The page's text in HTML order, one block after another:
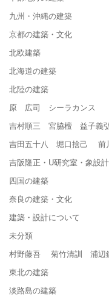
九州・沖縄の建築
京都の建築・文化
北欧建築
北海道の建築
北陸の建築
原 広司 シーラカンス
吉村順三 宮脇檀 益子義
吉田五十八 堀口捨己
吉阪隆正・U研究室・象設
四国の建築
奈良の建築・文化
建築・設計について
未分類
村野藤吾 菊竹清訓 浦辺
東北の建築
淡路島の建築